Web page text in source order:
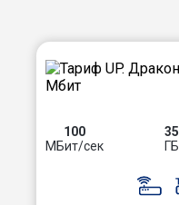
100
МБит/сек
35
ГБ